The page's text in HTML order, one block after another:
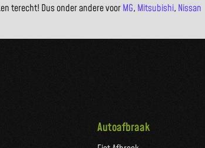
terecht! Dus onder andere voorMG, Mitsubishi, Nissan
Autoafbraak